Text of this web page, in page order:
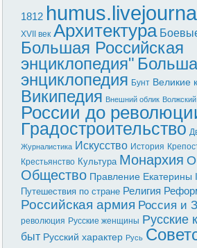
1812
XVII век Архитектура
Большая Российская
энциклопедия"
энциклопедия Бунт Великие
Википедия Внешний облик
России до
Градостроительство
Журналистика Искусство История
Крестьянство Культура Монархия
Общество Правление Екатерины
Путешествия по стране Религия
Российская армия Россия и
революция Русские женщины Русские
быт Русский характер Русь